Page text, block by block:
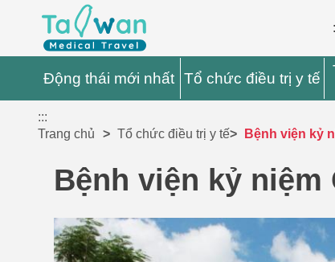
Động thái mới nhất Tổ chức điều trị y tế
:::
Trang chủ
Tổ chức điều trị y tế Bệnh viện kỷ
Bệnh viện kỷ niệm